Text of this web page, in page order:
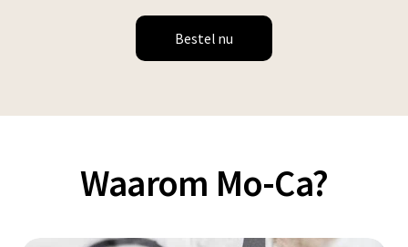
Bestel nu
Waarom Mo-Ca?